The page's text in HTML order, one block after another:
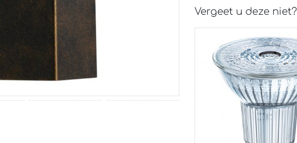
aantal
Vergeet u deze niet?